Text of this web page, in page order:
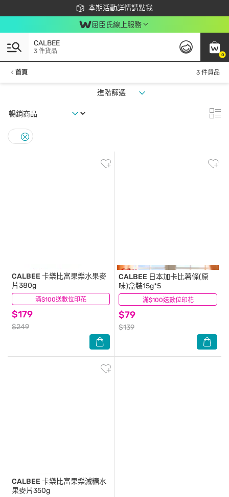
本期活動詳情請點我
下載app最高回饋$350
屈臣氏線上服務
0
CALBEE
3 件貨品
首頁 3 件貨品
進階篩選
滿$100送數位印花
CALBEE 卡樂比富果樂水果麥
片380g
$179
$249
(1) 滿$100送數位印花
CALBEE 日本加卡比薯條(原
味)盒裝15g*5
$79
$139
(4)
CALBEE 卡樂比富果樂減糖水
果麥片350g